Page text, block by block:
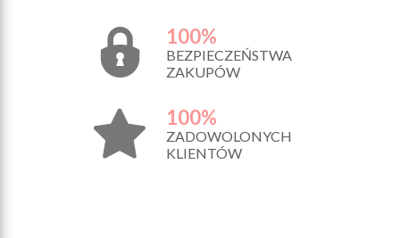
100%
BEZPIECZEŃSTWA
ZAKUPÓW
100%
ZADOWOLONYCH
KLIENTÓW